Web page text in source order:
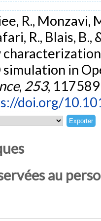
R., Monzavi,
R., Blais,
simulation in
, 253,
doi.org/
au